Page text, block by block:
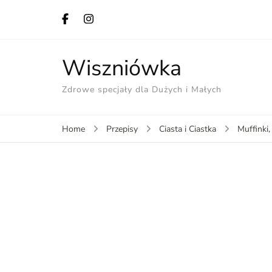
Wiszniówka
Zdrowe specjały dla Dużych i Małych
Home Przepisy Ciasta i Ciastka Muffinki,